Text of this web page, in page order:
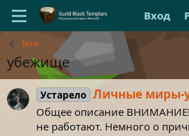
Вход
Теги
убежище
Устарело Личные миры-
Общее описание
не работают. Немного о